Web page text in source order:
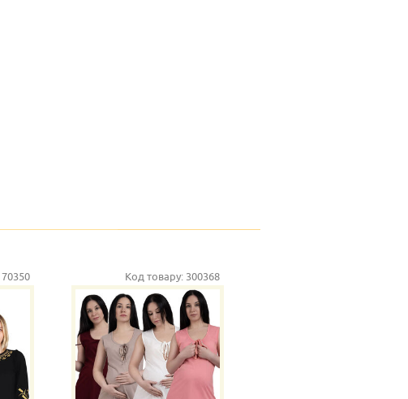
70350 Код товару: 300368